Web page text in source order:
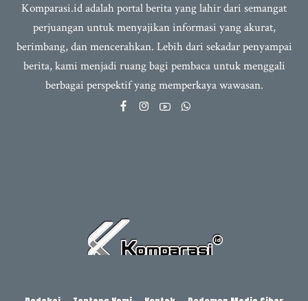
Komparasi.id adalah portal berita yang lahir dari semangat
perjuangan untuk menyajikan informasi yang akurat,
berimbang, dan mencerahkan. Lebih dari sekadar penyampai
berita, kami menjadi ruang bagi pembaca untuk menggali
berbagai perspektif yang memperkaya wawasan.